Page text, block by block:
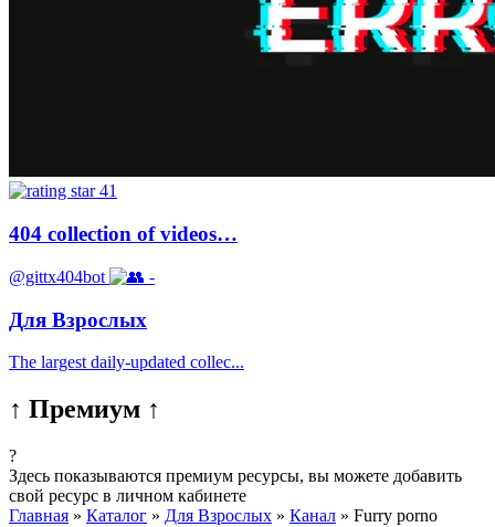
41
404 collection of videos…
@gittx404bot -
Для Взрослых
The largest daily-updated collec...
↑ Премиум ↑
?
Здесь показываются премиум ресурсы, вы можете добавить
свой ресурс в личном кабинете
Главная » Каталог » Для Взрослых » Канал » Furry porno